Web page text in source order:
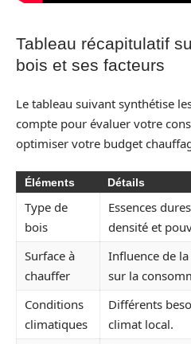
Tableau récapitulatif
bois et ses facteurs
Le tableau suivant synthétise
compte pour évaluer votre
optimiser votre budget
Éléments Détails
Type de
bois
Essences
densité et
Surface à
chauffer
Influence de
sur la
Conditions
climatiques
Différents
climat local.